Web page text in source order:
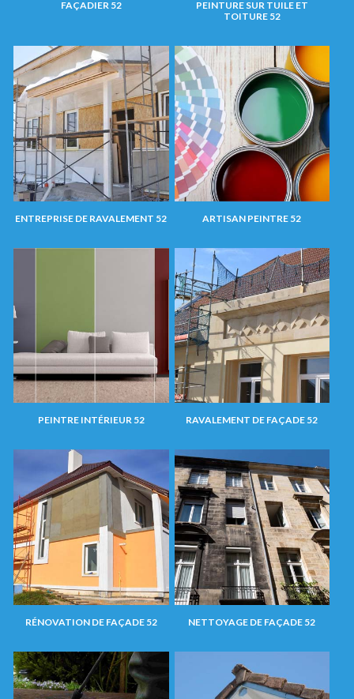
FAÇADIER 52
PEINTURE SUR TUILE ET
TOITURE 52
ENTREPRISE DE RAVALEMENT 52 ARTISAN PEINTRE 52
PEINTRE INTÉRIEUR 52 RAVALEMENT DE FAÇADE 52
RÉNOVATION DE FAÇADE 52 NETTOYAGE DE FAÇADE 52